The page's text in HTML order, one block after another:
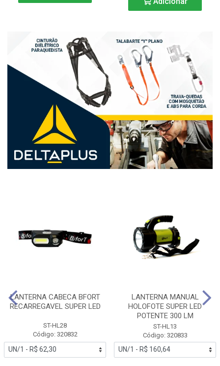
LANTERNA CABECA BFORT
RECARREGAVEL SUPER LED
ST-HL28
Código: 320832
LANTERNA MANUAL
HOLOFOTE SUPER LED
POTENTE 300 LM
ST-HL13
Código: 320833